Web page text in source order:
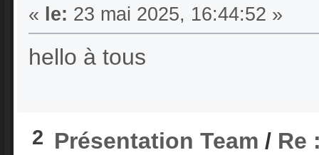
« le: 23 mai 2025, 16:44:52 »
hello à tous
2 Présentation Team / Re